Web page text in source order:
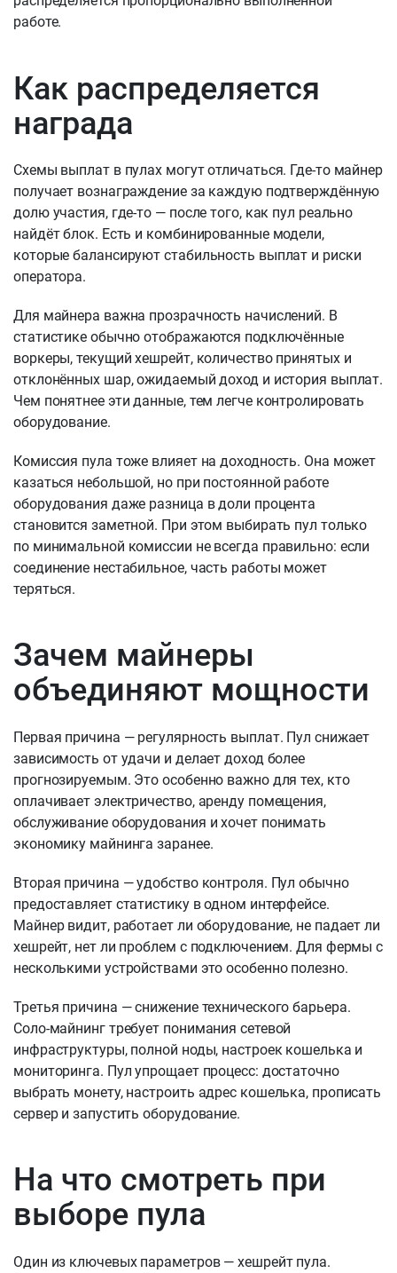
работе.
Как распределяется
награда
Схемы выплат в пулах могут отличаться. Где-то майнер
получает вознаграждение за каждую подтверждённую
долю участия, где-то — после того, как пул реально
найдёт блок. Есть и комбинированные модели,
которые балансируют стабильность выплат и риски
оператора.
Для майнера важна прозрачность начислений. В
статистике обычно отображаются подключённые
воркеры, текущий хешрейт, количество принятых и
отклонённых шар, ожидаемый доход и история выплат.
Чем понятнее эти данные, тем легче контролировать
оборудование.
Комиссия пула тоже влияет на доходность. Она может
казаться небольшой, но при постоянной работе
оборудования даже разница в доли процента
становится заметной. При этом выбирать пул только
по минимальной комиссии не всегда правильно: если
соединение нестабильное, часть работы может
теряться.
Зачем майнеры
объединяют мощности
Первая причина — регулярность выплат. Пул снижает
зависимость от удачи и делает доход более
прогнозируемым. Это особенно важно для тех, кто
оплачивает электричество, аренду помещения,
обслуживание оборудования и хочет понимать
экономику майнинга заранее.
Вторая причина — удобство контроля. Пул обычно
предоставляет статистику в одном интерфейсе.
Майнер видит, работает ли оборудование, не падает ли
хешрейт, нет ли проблем с подключением. Для фермы с
несколькими устройствами это особенно полезно.
Третья причина — снижение технического барьера.
Соло-майнинг требует понимания сетевой
инфраструктуры, полной ноды, настроек кошелька и
мониторинга. Пул упрощает процесс: достаточно
выбрать монету, настроить адрес кошелька, прописать
сервер и запустить оборудование.
На что смотреть при
выборе пула
Один из ключевых параметров — хешрейт пула.